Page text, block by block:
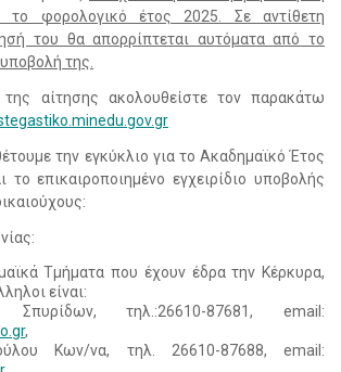
φορολογικό έτος 2025. Σε αντίθετη
του θα απορρίπτεται αυτόματα από το
της.
αίτησης ακολουθείστε τον παρακάτω
minedu gov.gr
την εγκύκλιο για το Ακαδημαϊκό Έτος
επικαιροποιημένο εγχειρίδιο υποβολής
Τμήματα που έχουν έδρα την Κέρκυρα,
είναι:
Σπυρίδων, τηλ.:26610-87681, email:
gr,
Κων/να, τηλ. 26610-87688, email: